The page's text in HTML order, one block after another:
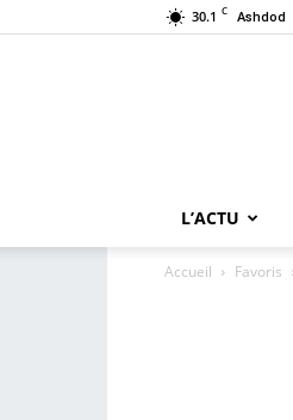
30.1 C Ashdod
L’ACTU
Accueil Favoris